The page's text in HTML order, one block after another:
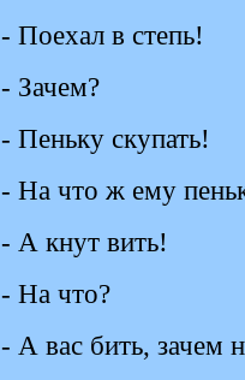
- Поехал в степь!
- Зачем?
- Пеньку скупать!
- На что ж ему
- А кнут вить!
- На что?
- А вас бить, зачем